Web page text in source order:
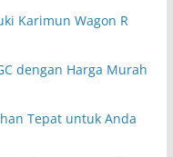
Karimun Wagon R
dengan Harga Murah
Tepat untuk Anda